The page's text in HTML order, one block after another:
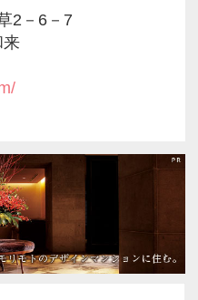
管できる。そん
だわりが垣間見
で新しいお客様
いいものが見つ
、お客様の満足
いです」と川名
要望を受けて、
アルするなどの